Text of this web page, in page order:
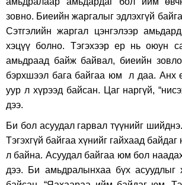
зовно. Биеийн жаргалыг эдлэхгүй
Сэтгэлийн жаргал цэнгэлээр
хэцүү болно. Тэгэхээр ер нь оюун
амьдраад байж байвал, биеийн
бэрхшээл бага байгаа юм л даа. Анх
уур л хүрээд байсан. Цаг наргүй,
дээ.
Би бол асуудал гарвал түүнийг
Тэгэхгүй байгаа хүнийг гайхаад
л байна. Асуудал байгаа юм бол
дээ. Би амьдралынхаа бүх асуудлыг